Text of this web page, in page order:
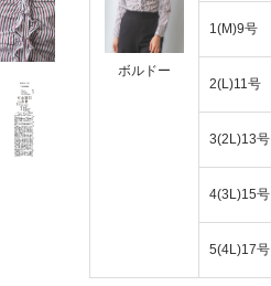
ボルドー
1(M)9号
2(L)11号
3(2L)13号
4(3L)15号
5(4L)17号